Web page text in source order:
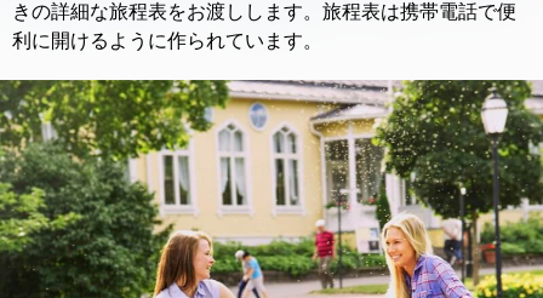
きの詳細な旅程表をお渡しします。旅程表は携帯電話で便
利に開けるように作られています。